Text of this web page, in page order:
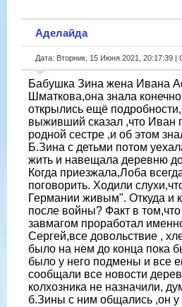
Аделайда
Дата: Вторник, 15 Июня 2021, 20:17:39 |
Бабушка Зина жена Ивана
Шматкова,она знала
открылись ещё
выживший сказал ,что Иван
родной сестре ,и об этом
Б.Зина с детьми потом
жить и навещала деревню
Когда приезжала,Лоба
поговорить. Ходили
Германии живым". Откуда и
после войны? Факт в
завмагом проработал
Сергей,все довольствие ,
было на нем до конца пока
было у него подмены и все
сообщали все новости
колхозника не назначили,
б.Зины с ним общались ,он у